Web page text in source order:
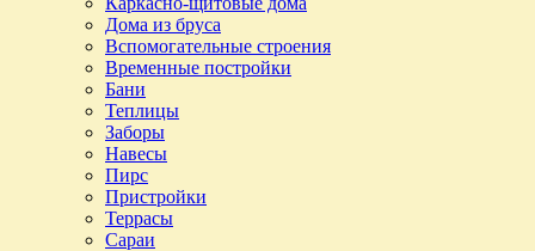
Дома из бруса
Вспомогательные строения
Временные постройки
Бани
Теплицы
Заборы
Навесы
Пирс
Пристройки
Террасы
Сараи